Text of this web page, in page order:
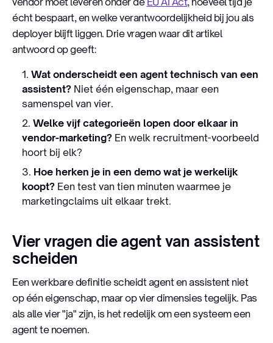
écht bespaart, en welke verantwoordelijkheid bij jou als
deployer blijft liggen. Drie vragen waar dit artikel
antwoord op geeft:
Wat onderscheidt een agent technisch van een
assistent? Niet één eigenschap, maar een
samenspel van vier.
Welke vijf categorieën lopen door elkaar in
vendor-marketing? En welk recruitment-voorbeeld
hoort bij elk?
Hoe herken je in een demo wat je werkelijk
koopt? Een test van tien minuten waarmee je
marketingclaims uit elkaar trekt.
Vier vragen die agent van assistent
scheiden
Een werkbare definitie scheidt agent en assistent niet
op één eigenschap, maar op vier dimensies tegelijk. Pas
als alle vier "ja" zijn, is het redelijk om een systeem een
agent te noemen.